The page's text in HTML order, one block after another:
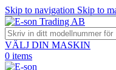
Skip to navigation Skip to
VÄLJ DIN MASKIN
0 items